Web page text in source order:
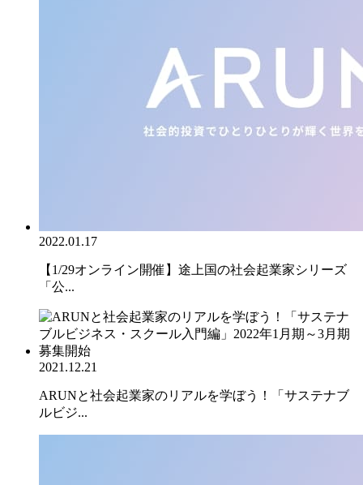
2022.01.17
【1/29オンライン開催】途上国の社会起業家シリーズ
「公...
2021.12.21
ARUNと社会起業家のリアルを学ぼう！「サステナブ
ルビジ...